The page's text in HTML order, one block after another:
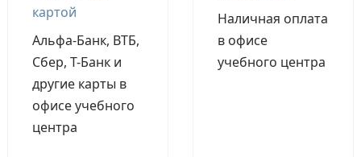
картой
Альфа-Банк, ВТБ,
Сбер, Т-Банк и
другие карты в
офисе учебного
центра
Наличная оплата
в офисе
учебного центра